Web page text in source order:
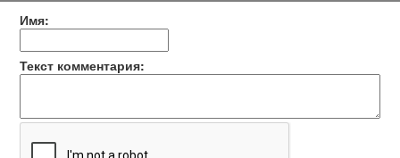
Имя:
Текст комментария: